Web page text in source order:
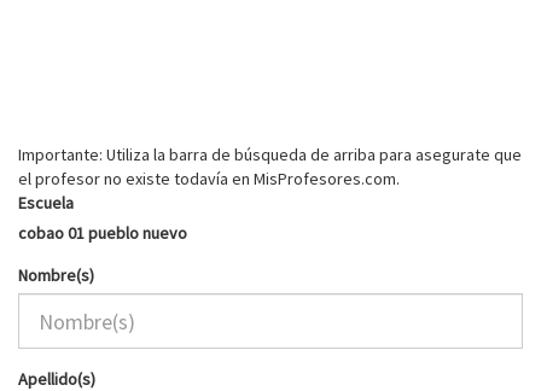
Importante: Utiliza la barra de búsqueda de arriba para asegurate que
el profesor no existe todavía en MisProfesores.com.
Escuela
cobao 01 pueblo nuevo
Nombre(s)
Apellido(s)